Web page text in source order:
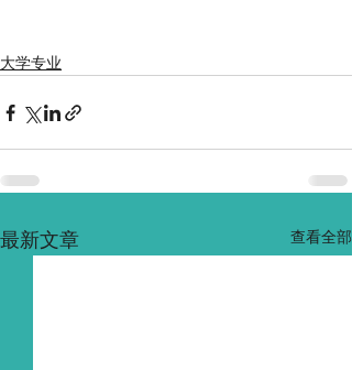
大学专业
最新文章 查看全部